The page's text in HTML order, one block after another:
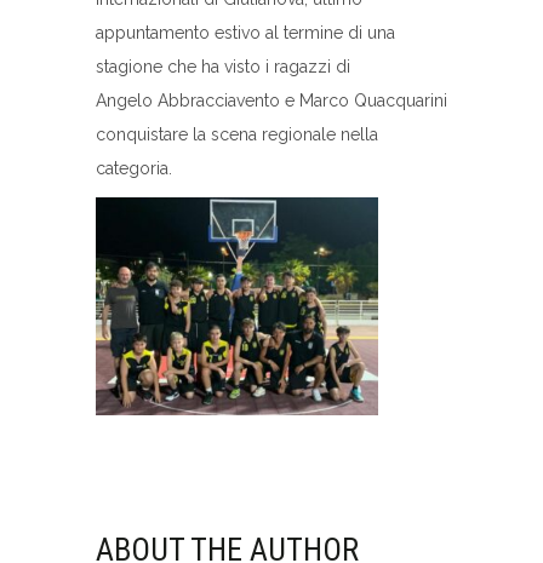
appuntamento estivo al termine di una
stagione che ha visto i ragazzi di
Angelo Abbracciavento e Marco Quacquarini
conquistare la scena regionale nella
categoria.
ABOUT THE AUTHOR